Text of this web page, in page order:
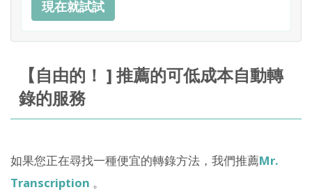
現在就試試
【自由的！ ] 推薦的可低成本自動轉
錄的服務
如果您正在尋找一種便宜的轉錄方法，我們推薦Mr.
Transcription 。